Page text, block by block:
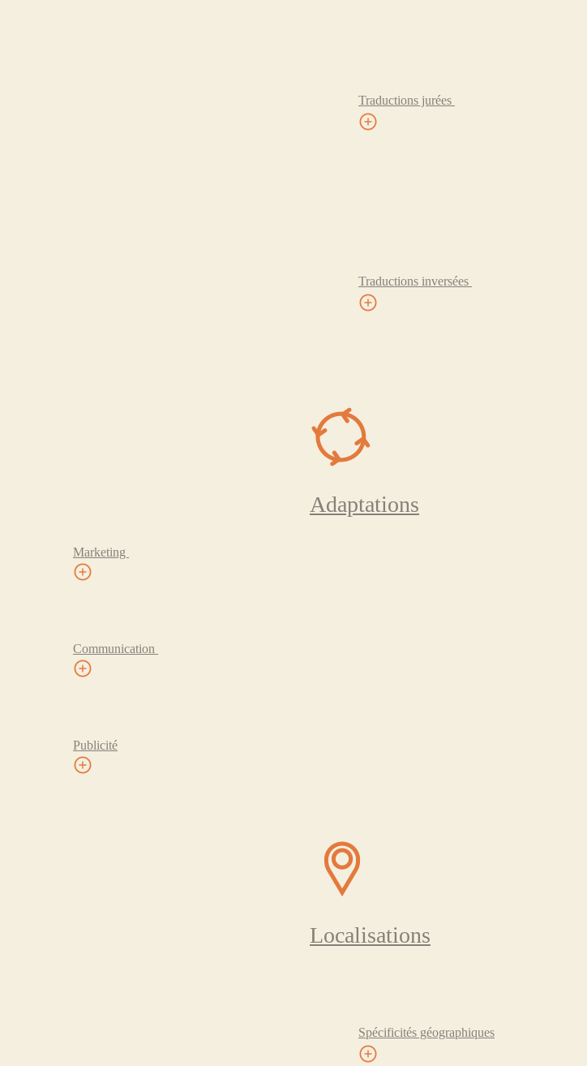
Traductions jurées
Traductions inversées
Adaptations
Marketing
Communication
Publicité
Localisations
Spécificités géographiques